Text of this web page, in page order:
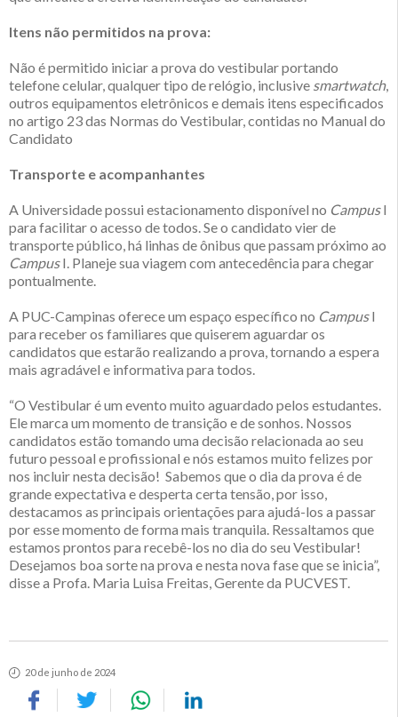
Itens não permitidos na prova:
Não é permitido iniciar a prova do vestibular portando
telefone celular, qualquer tipo de relógio, inclusive smartwatch,
outros equipamentos eletrônicos e demais itens especificados
no artigo 23 das Normas do Vestibular, contidas no Manual do
Candidato
Transporte e acompanhantes
A Universidade possui estacionamento disponível no CampusI
para facilitar o acesso de todos. Se o candidato vier de
transporte público, há linhas de ônibus que passam próximo ao
CampusI. Planeje sua viagem com antecedência para chegar
pontualmente.
A PUC-Campinas oferece um espaço específico no CampusI
para receber os familiares que quiserem aguardar os
candidatos que estarão realizando a prova, tornando a espera
mais agradável e informativa para todos.
“O Vestibular é um evento muito aguardado pelos estudantes.
Ele marca um momento de transição e de sonhos. Nossos
candidatos estão tomando uma decisão relacionada ao seu
futuro pessoal e profissional e nós estamos muito felizes por
nos incluir nesta decisão! Sabemos que o dia da prova é de
grande expectativa e desperta certa tensão, por isso,
destacamos as principais orientações para ajudá-los a passar
por esse momento de forma mais tranquila. Ressaltamos que
estamos prontos para recebê-los no dia do seu Vestibular!
Desejamos boa sorte na prova e nesta nova fase que se inicia”,
disse a Profa. Maria Luisa Freitas, Gerente da PUCVEST.
20 de junho de 2024